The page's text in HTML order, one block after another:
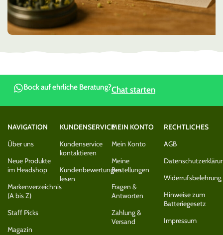
Bock auf ehrliche Beratung?Chat starten
NAVIGATION
Über uns
Neue Produkte
im Headshop
Markenverzeichnis
(A bis Z)
Staff Picks
Magazin
KUNDENSERVICE
Kundenservice
kontaktieren
Kundenbewertungen
lesen
MEIN KONTO
Mein Konto
Meine
Bestellungen
Fragen &
Antworten
Zahlung &
Versand
RECHTLICHES
AGB
Widerrufsbelehrung
Hinweise zum
Batteriegesetz
Impressum